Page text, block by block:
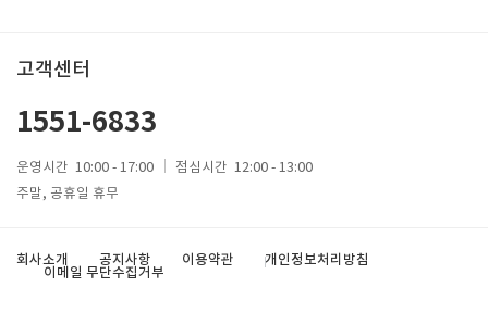
고객센터
1551-6833
운영시간 10:00 - 17:00 점심시간 12:00 - 13:00
주말, 공휴일 휴무
회사소개 공지사항 이용약관
개인정보처리방침
이메일 무단수집거부